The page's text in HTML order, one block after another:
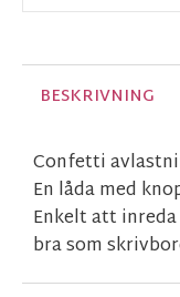
BESKRIVNING
Confetti
En låda med
Enkelt att
bra som